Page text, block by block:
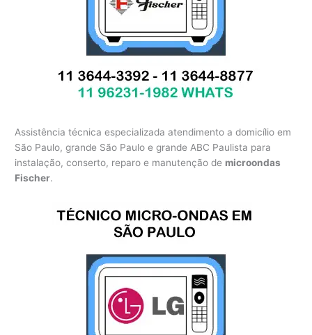
Assistência técnica especializada atendimento a domicílio em
São Paulo, grande São Paulo e grande ABC Paulista para
instalação, conserto, reparo e manutenção de microondas
Fischer.